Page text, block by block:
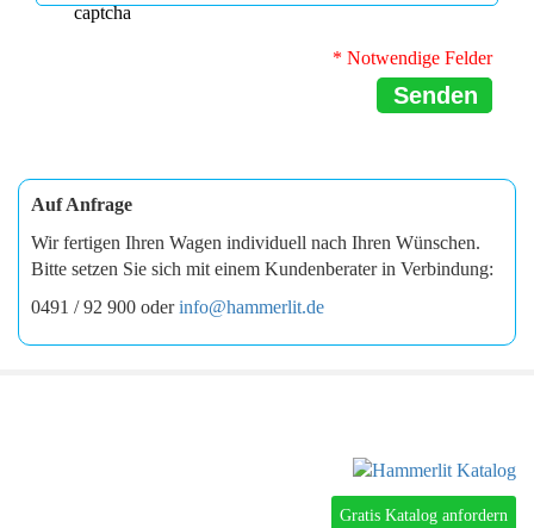
* Notwendige Felder
Senden
Auf Anfrage
Wir fertigen Ihren Wagen individuell nach Ihren Wünschen.
Bitte setzen Sie sich mit einem Kundenberater in Verbindung:
0491 / 92 900 oderinfo@hammerlit.de
Gratis Katalog anfordern